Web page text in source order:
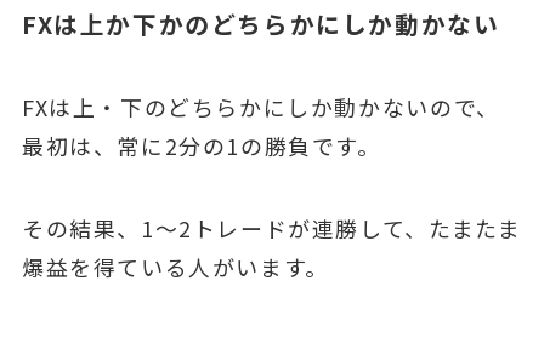
FXは上か下かのどちらかにしか動かない
FXは上・下のどちらかにしか動かないので、
最初は、常に2分の1の勝負です。
その結果、1～2トレードが連勝して、たまたま
爆益を得ている人がいます。